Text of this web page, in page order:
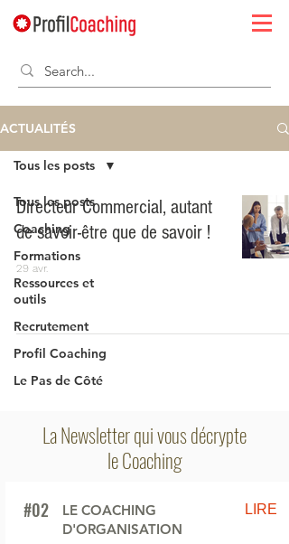
ACTUALITÉS
Tous les posts
Coaching
Formations
Ressources et
outils
Recrutement
Profil Coaching
Le Pas de Côté
Tous les posts
Directeur Commercial, autant
de savoir-être que de savoir !
29 avr.
La Newsletter qui vous décrypte
le Coaching
#02
LE COACHING
D'ORGANISATION
LIRE